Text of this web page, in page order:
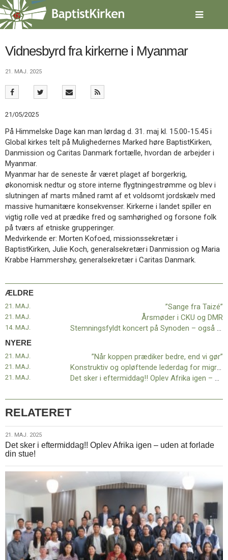
Spring
menu
over
gå
indhold Vend
forsiden
1.0:
Forside
3.0:
Kalender
4.0:
Inspiration
5.0:
Værktøjskassen
6.0:
Mission
7.0:
Om
BaptistKirken
8.0:
Kontakt
Forside
10.0:
Nyheder
11.0:
Kalender
12.0:
Inspiration
13.0:
Værktøjskassen
BaptistKirken
16.0:
Kontakt
Næste
indlæg:
koppen
prædiker
bedre,
end
gør”Forrige
indlæg:
fra
Taizé”
Vidnesbyrd fra kirkerne i Myanmar
21. MAJ. 2025
21/05/2025
På Himmelske Dage kan man lørdag d. 31. maj kl. 15.00-15.45 i
Global kirkes telt på Mulighedernes Marked høre BaptistKirken,
Danmission og Caritas Danmark fortælle, hvordan de arbejder i
Myanmar.
Myanmar har de seneste år været plaget af borgerkrig,
økonomisk nedtur og store interne flygtningestrømme og blev i
slutningen af marts måned ramt af et voldsomt jordskælv med
massive humanitære konsekvenser. Kirkerne i landet spiller en
vigtig rolle ved at prædike fred og samhørighed og forsone folk
på tværs af etniske grupperinger.
Medvirkende er: Morten Kofoed, missionssekretær i
BaptistKirken, Julie Koch, generalsekretær i Danmission og Maria
Krabbe Hammershøy, generalsekretær i Caritas Danmark.
ÆLDRE
21. MAJ. ”Sange fra Taizé”
21. MAJ. Årsmøder i CKU og DMR
14. MAJ. Stemningsfyldt koncert på Synoden – også for dem, der ikke deltager i synoden
NYERE
”Når koppen prædiker bedre, end vi gør”
21. MAJ.
Konstruktiv og opløftende lederdag for migrantmenigheder
21. MAJ.
Det sker i eftermiddag!! Oplev Afrika igen – uden at forlade din stue!
21. MAJ.
RELATERET
21.
maj.
2025
21. MAJ. 2025
Det sker i eftermiddag!! Oplev Afrika igen – uden at forlade
din stue!